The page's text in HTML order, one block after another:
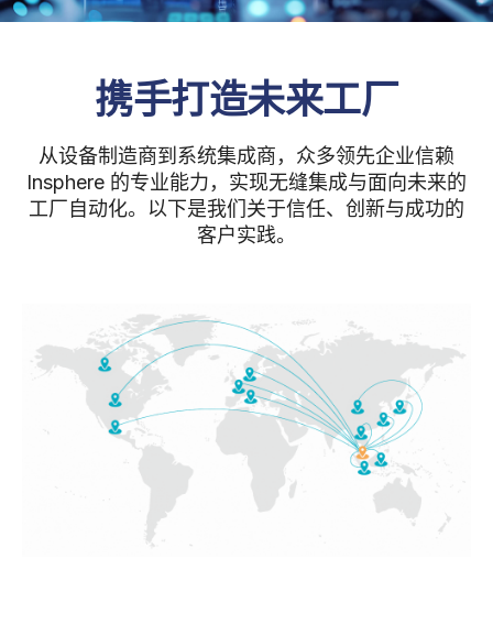
携手打造未来工厂
从设备制造商到系统集成商，众多领先企业信赖
Insphere 的专业能力，实现无缝集成与面向未来的
工厂自动化。以下是我们关于信任、创新与成功的
客户实践。